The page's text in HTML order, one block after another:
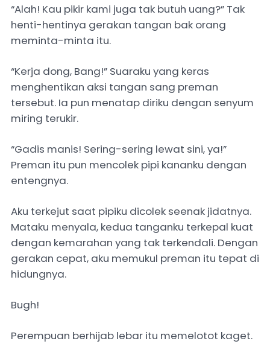
“Alah! Kau pikir kami juga tak butuh uang?” Tak
henti-hentinya gerakan tangan bak orang
meminta-minta itu.
“Kerja dong, Bang!” Suaraku yang keras
menghentikan aksi tangan sang preman
tersebut. Ia pun menatap diriku dengan senyum
miring terukir.
“Gadis manis! Sering-sering lewat sini, ya!”
Preman itu pun mencolek pipi kananku dengan
entengnya.
Aku terkejut saat pipiku dicolek seenak jidatnya.
Mataku menyala, kedua tanganku terkepal kuat
dengan kemarahan yang tak terkendali. Dengan
gerakan cepat, aku memukul preman itu tepat di
hidungnya.
Bugh!
Perempuan berhijab lebar itu memelotot kaget.